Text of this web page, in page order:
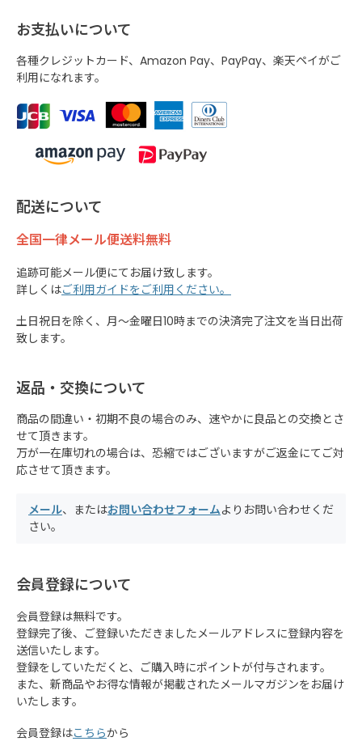
お支払いについて
各種クレジットカード、Amazon Pay、PayPay、楽天ペイがご
利用になれます。
配送について
全国一律メール便送料無料
追跡可能メール便にてお届け致します。
詳しくはご利用ガイドをご利用ください。
土日祝日を除く、月～金曜日10時までの決済完了注文を当日出荷
致します。
返品・交換について
商品の間違い・初期不良の場合のみ、速やかに良品との交換とさ
せて頂きます。
万が一在庫切れの場合は、恐縮ではございますがご返金にてご対
応させて頂きます。
メール、またはお問い合わせフォームよりお問い合わせくだ
さい。
会員登録について
会員登録は無料です。
登録完了後、ご登録いただきましたメールアドレスに登録内容を
送信いたします。
登録をしていただくと、ご購入時にポイントが付与されます。
また、新商品やお得な情報が掲載されたメールマガジンをお届け
いたします。
会員登録はこちらから